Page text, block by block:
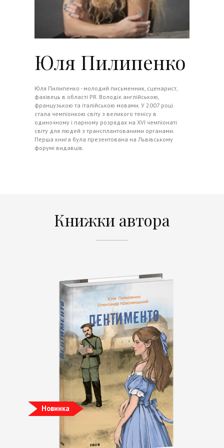
Юля Пилипенко
Юля Пилипенко - молодий письменник, сценарист,
фахівець в області PR. Володіє англійською,
французькою та італійською мовами. У 2007 році
стала чемпіонкою світу з великого тенісу в
одиночному і парному розрядах на XVI чемпіонаті
світу для людей з трансплантованими органами.
Перша книга була презентована на Львівському
форумі видавців.
Книжки автора
Новинка